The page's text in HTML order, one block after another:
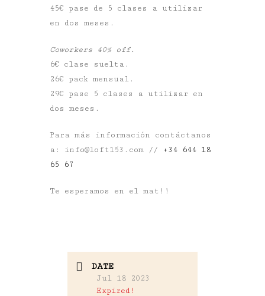
45€ pase de 5 clases a utilizar
en dos meses.
Coworkers 40% off.
6€ clase suelta.
26€ pack mensual.
29€ pase 5 clases a utilizar en
dos meses.
Para más información contáctanos
a: info@loft153.com //
+34 644 18
65 67
Te esperamos en el mat!!
DATE
Jul 18 2023
Expired!